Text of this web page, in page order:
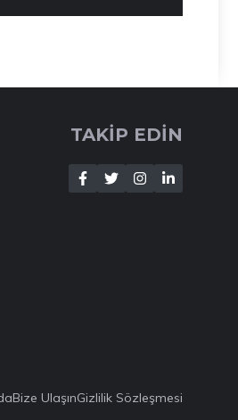
TAKİP EDİN
Bize UlaşınGizlilik Sözleşmesi